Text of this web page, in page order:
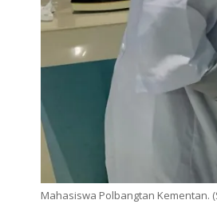
Mahasiswa Polbangtan Kementan.